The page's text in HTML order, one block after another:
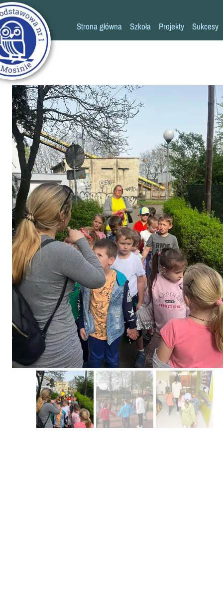
Strona główna Szkoła
Historia szkoły
Rada rodziców
Biblioteka
Stołówka
Świetlica
Kronika
Projekty
Erasmus+ Przez
Erasmus+ Mózgi w
Sukcesy